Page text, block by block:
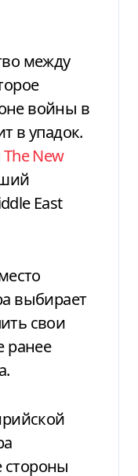
войны в
в упадок.
The New
East
выбирает
свои
ранее